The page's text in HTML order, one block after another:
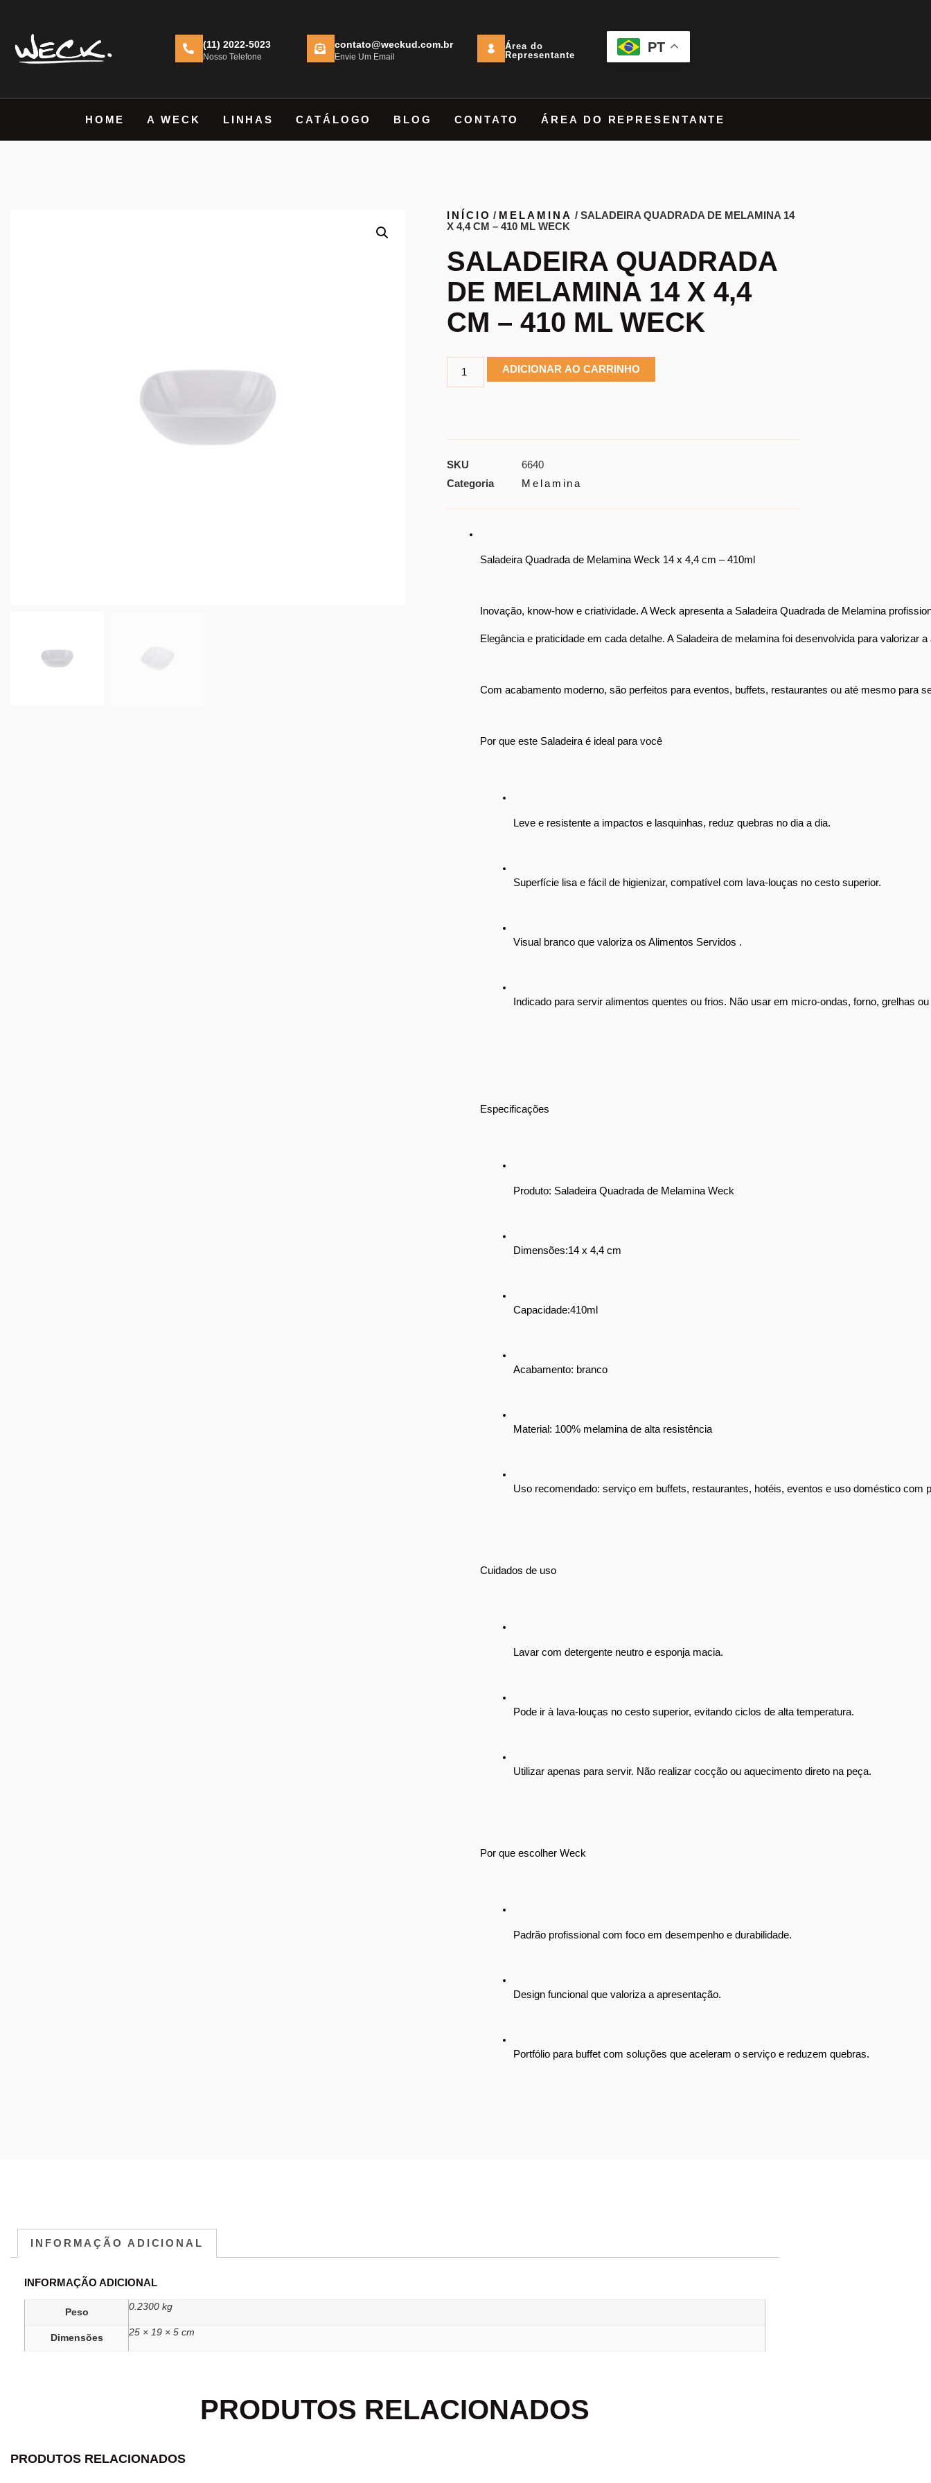
(11) 2022-5023
Nosso Telefone
contato@weckud.com.br
Envie Um Email
Área do
Representante
PT
HOME A WECK LINHAS CATÁLOGO BLOG CONTATO ÁREA DO REPRESENTANTE
INÍCIO / MELAMINA / SALADEIRA QUADRADA DE MELAMINA 14
X 4,4 CM – 410 ML WECK
SALADEIRA QUADRADA
DE MELAMINA 14 X 4,4
CM – 410 ML WECK
ADICIONAR AO CARRINHO
SKU
6640
Categoria
Melamina
Saladeira Quadrada de Melamina Weck 14 x 4,4 cm – 410ml
Inovação, know-how e criatividade. A Weck apresenta a Saladeira Quadrada de Melamina
Elegância e praticidade em cada detalhe. A Saladeira de melamina foi desenvolvida para
Com acabamento moderno, são perfeitos para eventos, buffets, restaurantes ou até mesmo para
Por que este Saladeira é ideal para você
Leve e resistente a impactos e lasquinhas, reduz quebras no dia a dia.
Superfície lisa e fácil de higienizar, compatível com lava-louças no cesto superior.
Visual branco que valoriza os Alimentos Servidos .
Indicado para servir alimentos quentes ou frios. Não usar em micro-ondas, forno, grelhas
Especificações
Produto: Saladeira Quadrada de Melamina Weck
Dimensões:14 x 4,4 cm
Capacidade:410ml
Acabamento: branco
Material: 100% melamina de alta resistência
Uso recomendado: serviço em buffets, restaurantes, hotéis, eventos e uso doméstico com
Cuidados de uso
Lavar com detergente neutro e esponja macia.
Pode ir à lava-louças no cesto superior, evitando ciclos de alta temperatura.
Utilizar apenas para servir. Não realizar cocção ou aquecimento direto na peça.
Por que escolher Weck
Padrão profissional com foco em desempenho e durabilidade.
Design funcional que valoriza a apresentação.
Portfólio para buffet com soluções que aceleram o serviço e reduzem quebras.
INFORMAÇÃO ADICIONAL
INFORMAÇÃO ADICIONAL
Peso
0.2300 kg
Dimensões
25 × 19 × 5 cm
PRODUTOS RELACIONADOS
PRODUTOS RELACIONADOS